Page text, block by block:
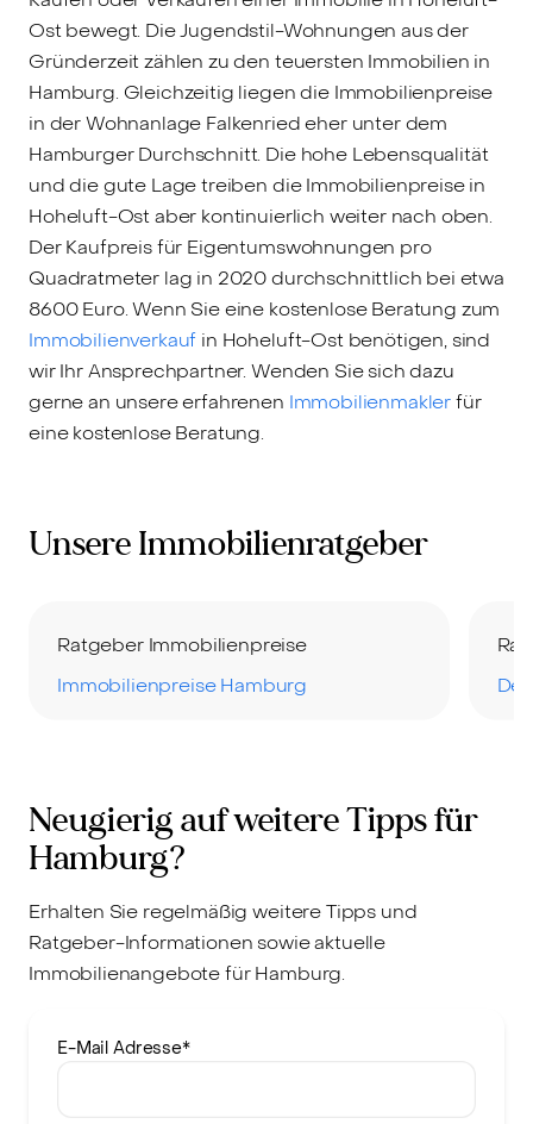
Ost bewegt. Die Jugendstil-Wohnungen aus der
Gründerzeit zählen zu den teuersten Immobilien in
Hamburg. Gleichzeitig liegen die Immobilienpreise
in der Wohnanlage Falkenried eher unter dem
Hamburger Durchschnitt. Die hohe Lebensqualität
und die gute Lage treiben die Immobilienpreise in
Hoheluft-Ost aber kontinuierlich weiter nach oben.
Der Kaufpreis für Eigentumswohnungen pro
Quadratmeter lag in 2020 durchschnittlich bei etwa
8600 Euro. Wenn Sie eine kostenlose Beratung zum
Immobilienverkauf in Hoheluft-Ost benötigen, sind
wir Ihr Ansprechpartner. Wenden Sie sich dazu
gerne an unsere erfahrenen Immobilienmaklerfür
eine kostenlose Beratung.
Unsere Immobilienratgeber
Ratgeber Immobilienpreise
Immobilienpreise Hamburg
Neugierig auf weitere Tipps für
Hamburg?
Erhalten Sie regelmäßig weitere Tipps und
Ratgeber-Informationen sowie aktuelle
Immobilienangebote für Hamburg.
E-Mail Adresse*